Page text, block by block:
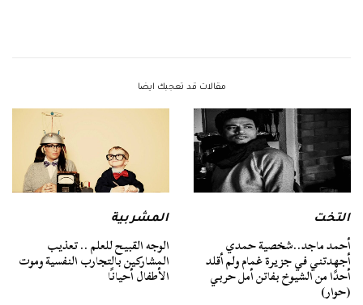
مقالات قد تعجبك ايضا
التخت
أحمد ماجد..شخصية حمدي
أجهدتني في جزيرة غمام ولم أقلد
أحدًا من الشيوخ بفاتن أمل حربي
(حوار)
المشربية
الوجه القبيح للعلم .. تعذيب
المشاركين بالتجارب النفسية وموت
الأطفال أحيانًا